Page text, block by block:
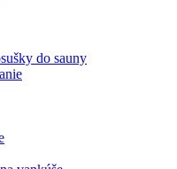
do sauny